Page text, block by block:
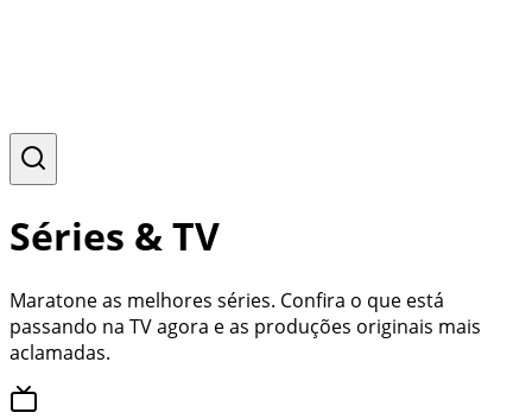
Séries & TV
Maratone as melhores séries. Confira o que está
passando na TV agora e as produções originais mais
aclamadas.